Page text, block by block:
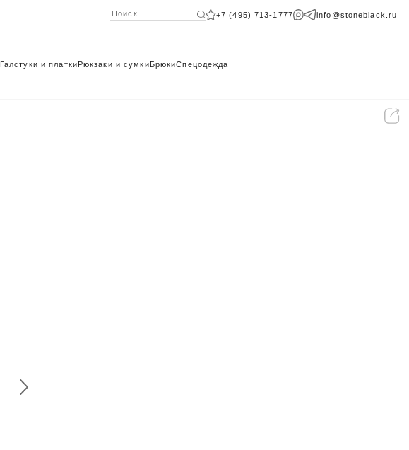
+7 (495) 713-1777 info@stoneblack.ru
Галстуки и платкиРюкзаки и сумкиБрюкиСпецодежда